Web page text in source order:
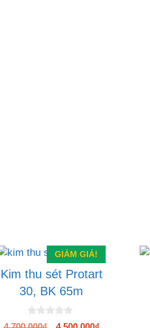
GIẢM GIÁ!
Kim thu sét Protart
30, BK 65m
0
Giá
Giá